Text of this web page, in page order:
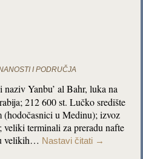
I PODRUČJA
Yanbu’ al Bahr, luka na
212 600 st. Lučko središte
u Medinu); izvoz
terminali za preradu nafte
velikih… Nastavi čitati →